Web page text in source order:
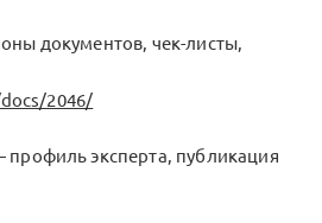
документов, чек-листы,
2046/
эксперта, публикация